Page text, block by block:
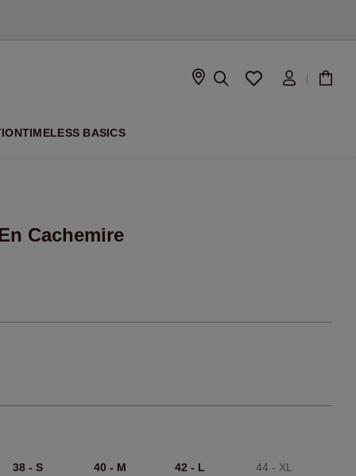
TIMELESS BASICS
Cachemire
38 - S 40 - M 42 - L 44 - XL